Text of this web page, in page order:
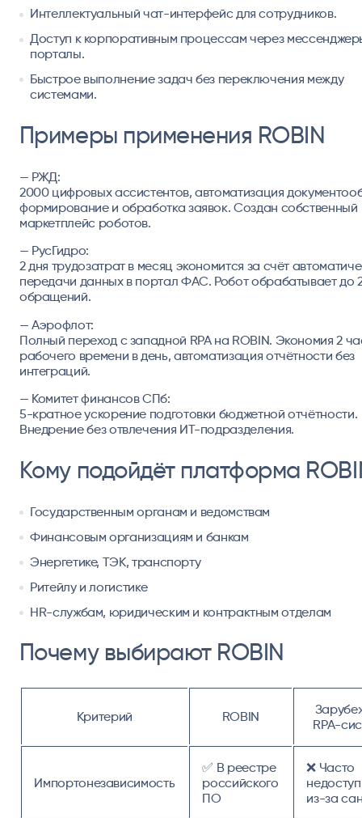
Интеллектуальный чат-интерфейс для сотрудников.
Доступ к корпоративным процессам через
порталы.
Быстрое выполнение задач без переключения между
системами.
Примеры применения ROBIN
— РЖД:
2000 цифровых ассистентов, автоматизация
формирование и обработка заявок. Создан собственный
маркетплейс роботов.
— РусГидро:
2 дня трудозатрат в месяц экономится за счёт
передачи данных в портал ФАС. Робот обрабатывает до
обращений.
— Аэрофлот:
Полный переход с западной RPA на ROBIN. Экономия 2
рабочего времени в день, автоматизация отчётности без
интеграций.
— Комитет финансов СПб:
5-кратное ускорение подготовки бюджетной отчётности.
Внедрение без отвлечения ИТ-подразделения.
Кому подойдёт платформа
Государственным органам и ведомствам
Финансовым организациям и банкам
Энергетике, ТЭК, транспорту
Ритейлу и логистике
HR-службам, юридическим и контрактным отделам
Почему выбирают ROBIN
Критерий ROBIN
RPA-
Импортонезависимость
✅ В реестре
российского
ПО
❌ Часто
из-за